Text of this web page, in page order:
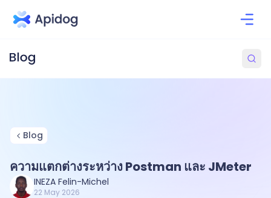
Blog
ความแตกต่างระหว่าง Postman และ JMeter
INEZA Felin-Michel
22 May 2026